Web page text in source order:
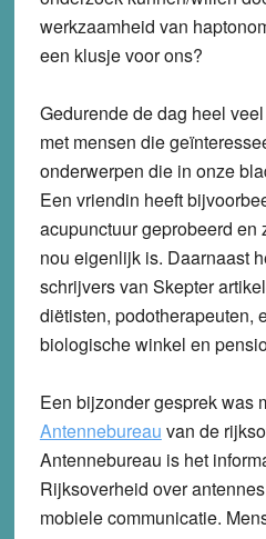
werkzaamheid van
een klusje voor ons?
Gedurende de dag heel
met mensen die
onderwerpen die in onze
Een vriendin heeft
acupunctuur geprobeerd
nou eigenlijk is. Daarnaast
schrijvers van Skepter
diëtisten, podotherapeuten,
biologische winkel en
Een bijzonder gesprek was
Antennebureau van de
Antennebureau is het
Rijksoverheid over
mobiele communicatie.